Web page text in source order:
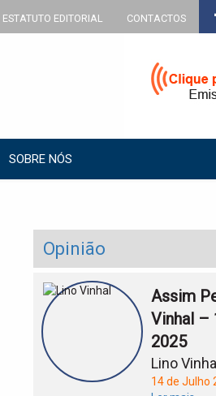
ESTATUTO EDITORIAL CONTACTOS
SOBRE NÓS
Opinião
Assim
Vinhal –
2025
Lino Vinhal
14 de Julho